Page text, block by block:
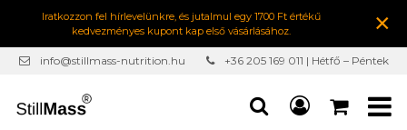
Iratkozzon fel hírlevelünkre, és jutalmul egy 1700 Ft értékű
kedvezményes kupont kap első vásárlásához.
×
info@stillmass-nutrition.hu
+36 205 169 011 | Hétfő – Péntek